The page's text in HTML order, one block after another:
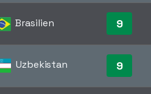
Brasilien 9
Uzbekistan 9